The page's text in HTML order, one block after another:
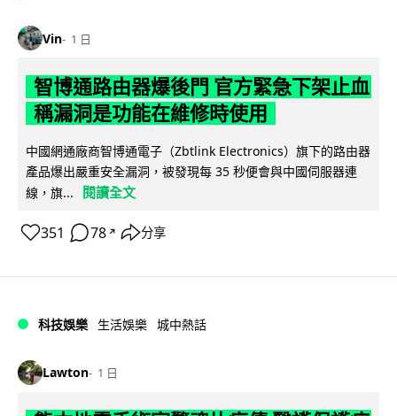
Vin 1 日
智博通路由器爆後門 官方緊急下架止血
稱漏洞是功能在維修時使用
中國網通廠商智博通電子（Zbtlink Electronics）旗下的路由器
產品爆出嚴重安全漏洞，被發現每 35 秒便會與中國伺服器連
線，旗...
閱讀全文
351 78 ↗ 分享
科技娛樂 生活娛樂 城中熱話
Lawton 1 日